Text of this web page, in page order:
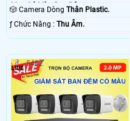
20m Có Màu Ban Ðêm.
🎲 Camera Dòng Thân Plastic.
️ƒ Chức Năng : Thu Âm.
5482